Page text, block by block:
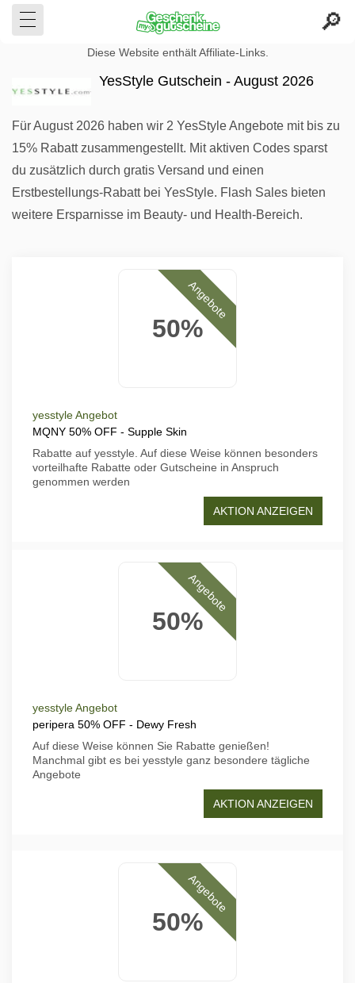
Diese Website enthält Affiliate-Links.
YesStyle Gutschein - August 2026
Für August 2026 haben wir 2 YesStyle Angebote mit bis zu
15% Rabatt zusammengestellt. Mit aktiven Codes sparst
du zusätzlich durch gratis Versand und einen
Erstbestellungs-Rabatt bei YesStyle. Flash Sales bieten
weitere Ersparnisse im Beauty- und Health-Bereich.
50%
Angebote
yesstyle Angebot
MQNY 50% OFF - Supple Skin
Rabatte auf yesstyle. Auf diese Weise können besonders
vorteilhafte Rabatte oder Gutscheine in Anspruch
genommen werden
AKTION ANZEIGEN
50%
Angebote
yesstyle Angebot
peripera 50% OFF - Dewy Fresh
Auf diese Weise können Sie Rabatte genießen!
Manchmal gibt es bei yesstyle ganz besondere tägliche
Angebote
AKTION ANZEIGEN
50%
Angebote